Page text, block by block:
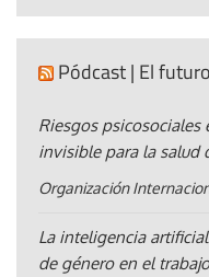
Pódcast | El
Riesgos psicosociales
invisible para la salud
Organización
La inteligencia
de género en el trabajo